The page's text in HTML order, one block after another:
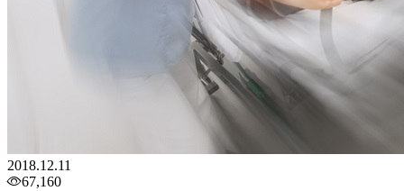
2018.12.11
67,160